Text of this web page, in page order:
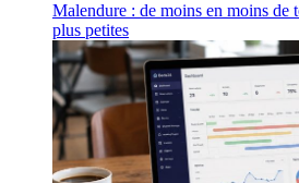
Malendure : de moins en moins de
plus petites